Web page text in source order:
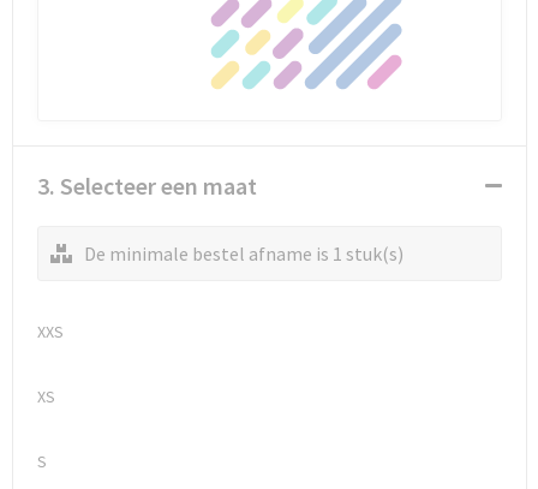
3. Selecteer een maat
De minimale bestel afname is 1 stuk(s)
XXS
XS
S